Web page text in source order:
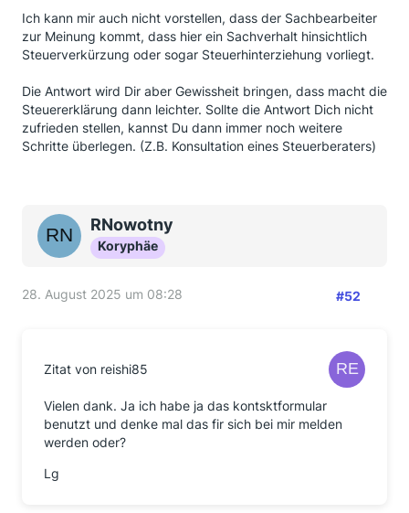
Ich kann mir auch nicht vorstellen, dass der Sachbearbeiter
zur Meinung kommt, dass hier ein Sachverhalt hinsichtlich
Steuerverkürzung oder sogar Steuerhinterziehung vorliegt.
Die Antwort wird Dir aber Gewissheit bringen, dass macht die
Steuererklärung dann leichter. Sollte die Antwort Dich nicht
zufrieden stellen, kannst Du dann immer noch weitere
Schritte überlegen. (Z.B. Konsultation eines Steuerberaters)
RNowotny
Koryphäe
28. August 2025 um 08:28 #52
Zitat von reishi85
Vielen dank. Ja ich habe ja das kontsktformular
benutzt und denke mal das fir sich bei mir melden
werden oder?
Lg